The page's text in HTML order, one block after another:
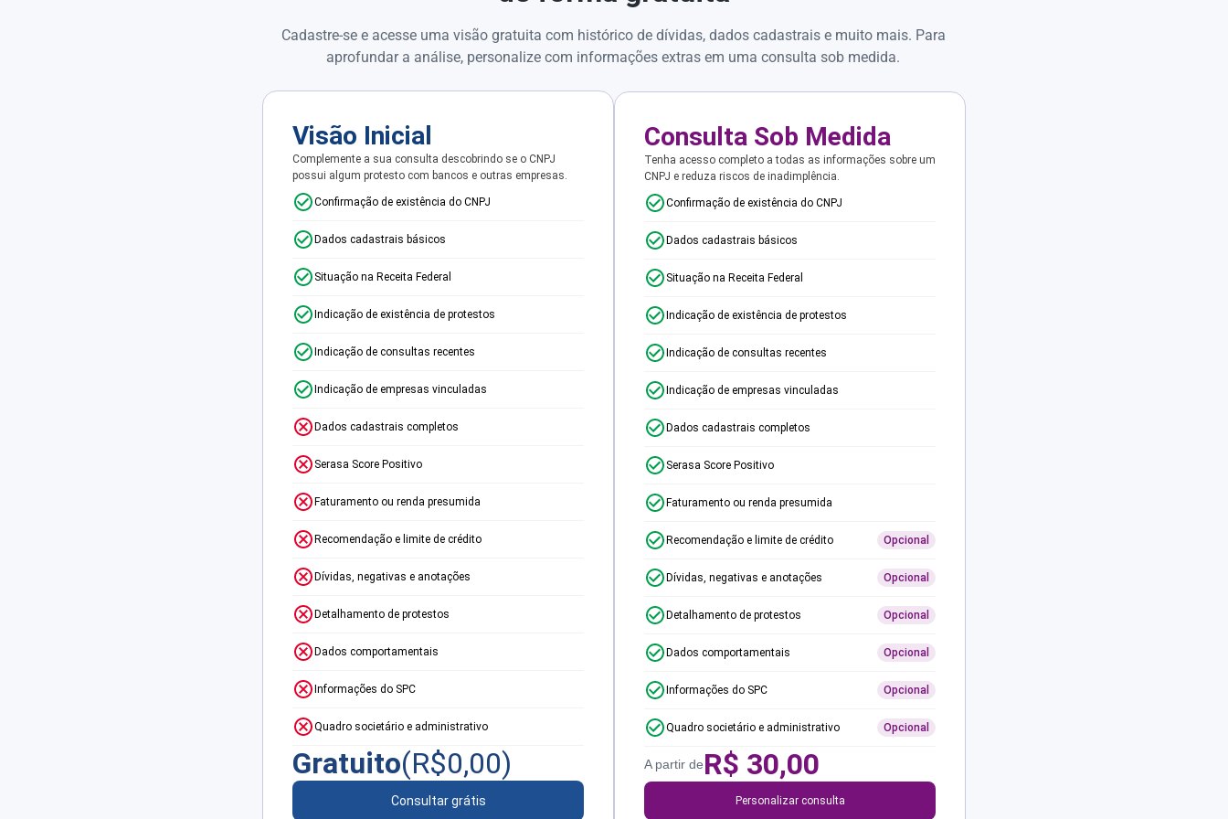
Cadastre-se e acesse uma visão gratuita com histórico de dívidas, dados cadastrais e muito mais. Para
aprofundar a análise, personalize com informações extras em uma consulta sob medida.
Visão Inicial
Complemente a sua consulta descobrindo se o CNPJ
possui algum protesto com bancos e outras empresas.
Confirmação de existência do CNPJ
Dados cadastrais básicos
Situação na Receita Federal
Indicação de existência de protestos
Indicação de consultas recentes
Indicação de empresas vinculadas
Dados cadastrais completos
Serasa Score Positivo
Faturamento ou renda presumida
Recomendação e limite de crédito
Dívidas, negativas e anotações
Detalhamento de protestos
Dados comportamentais
Informações do SPC
Quadro societário e administrativo
Gratuito(R$0,00)
Consultar grátis
Consulta Sob Medida
Tenha acesso completo a todas as informações sobre um
CNPJ e reduza riscos de inadimplência.
Confirmação de existência do CNPJ
Dados cadastrais básicos
Situação na Receita Federal
Indicação de existência de protestos
Indicação de consultas recentes
Indicação de empresas vinculadas
Dados cadastrais completos
Serasa Score Positivo
Faturamento ou renda presumida
Recomendação e limite de crédito Opcional
Dívidas, negativas e anotações Opcional
Detalhamento de protestos Opcional
Dados comportamentais Opcional
Informações do SPC Opcional
Quadro societário e administrativo Opcional
A partir deR$ 30,00
Personalizar consulta